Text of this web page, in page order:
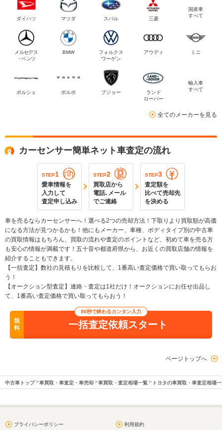
ダイハツ マツダ スバル 三菱
国産車
すべて
メルセデス
・ベンツ
BMW
フォルクス
ワーゲン
アウディ ミニ
ポルシェ ボルボ プジョー
ランド
ローバー
輸入車
すべて
全てのメーカーを見る
カーセンサー簡単ネット車査定の流れ
STEP1
愛車情報を
入力して
査定申し込み
STEP2
買取店から
電話､メール
でご連絡
STEP3
査定額を
比べて売却先
を決める
車を売るならカーセンサーへ！選べる2つの売却方法！下取りより買取額が高価
になる方法が見つかるかも！他にもメーカー、車種、ボディタイプ別の中古車
の買取情報はもちろん、買取の流れや査定のポイントなど、初めて車を売る方
も安心の情報が満載です！五十音や都道府県から、お近くの買取店舗の情報を
紹介することもできます。
【一括査定】数社の見積もりを比較して、1番高い査定価格で買い取ってもらお
う！
【オークション型査定】連絡・査定は1社だけ！オークションにお任せ出品し
て、1番高い査定価格で買い取ってもらおう！
無
料
90秒で終わるカンタン入力
一括査定依頼スタート
ページトップへ
中古車トップ 車買取・車査定・車売却 車買取・査定相場一覧 トヨタの車買取・車査定相場
プライバシーポリシー 利用規約